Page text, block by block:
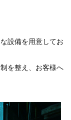
設備を用意してお
を整え、お客様へ